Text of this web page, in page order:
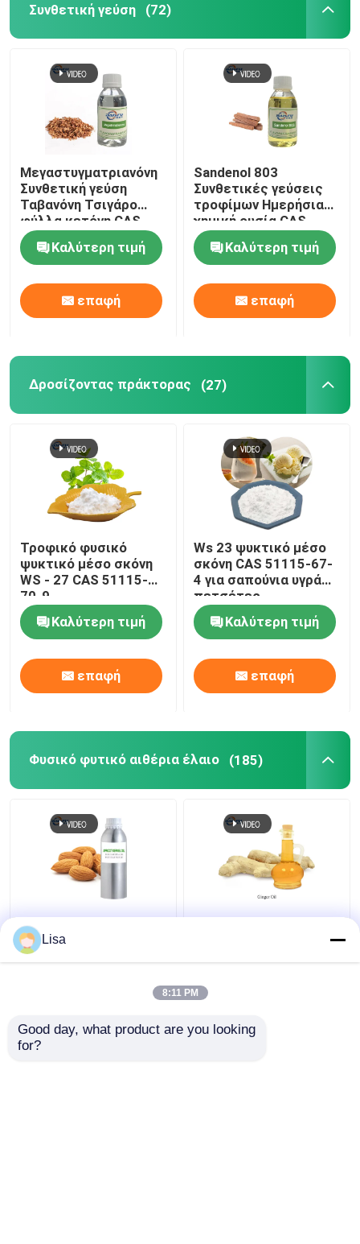
Συνθετική γεύση (72)
Μεγαστυγματριανόνη
Συνθετική γεύση
Ταβανόνη Τσιγάρο
φύλλα κετόνη CAS
13215-88-8 Ημερήσια
χημικήΚαλύτερη τιμή
επαφή
Sandenol 803
Συνθετικές γεύσεις
τροφίμων Ημερήσια
χημική ουσία CAS
66068-84-6
Καλύτερη τιμή
επαφή
Δροσίζοντας πράκτορας (27)
Τροφικό φυσικό
ψυκτικό μέσο σκόνη
WS - 27 CAS 51115-
70-9
Καλύτερη τιμή
επαφή
Ws 23 ψυκτικό μέσο
σκόνη CAS 51115-67-
4 για σαπούνια υγρά
πετσέτες
Καλύτερη τιμή
επαφή
Φυσικό φυτικό αιθέρια έλαιο (185)
Άχρωμο φυσικό
φυτικό εκχυλίσμα
λάδι οργανικό λάδι
τζίντζερ για γεύση και
άρωμα τροφίμων
Lisa
8:11 PM
Good day, what product are you looking
for?